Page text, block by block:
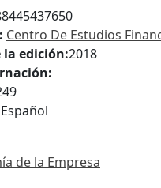
Centro De Estudios
la edición:2018
Español
de la Empresa